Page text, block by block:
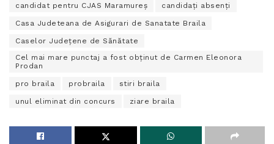
candidat pentru CJAS Maramureș candidați absenți
Casa Judeteana de Asigurari de Sanatate Braila
Caselor Județene de Sănătate
Cel mai mare punctaj a fost obținut de Carmen Eleonora
Prodan
pro braila probraila stiri braila
unul eliminat din concurs ziare braila